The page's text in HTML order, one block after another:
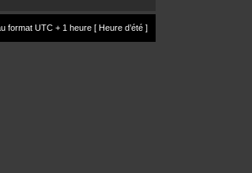
format UTC + 1 heure [ Heure d’été ]